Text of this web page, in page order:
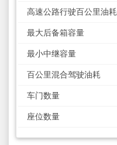
高速公路行驶百公里油耗
最大后备箱容量
最小中继容量
百公里混合驾驶油耗
车门数量
座位数量